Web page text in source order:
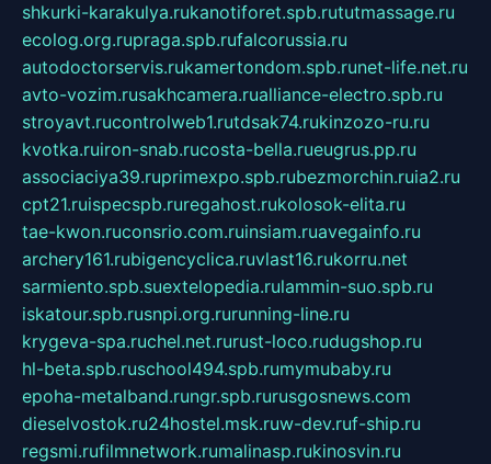
shkurki-karakulya.rukanotiforet.spb.rututmassage.ru
ecolog.org.rupraga.spb.rufalcorussia.ru
autodoctorservis.rukamertondom.spb.runet-life.net.ru
avto-vozim.rusakhcamera.rualliance-electro.spb.ru
stroyavt.rucontrolweb1.rutdsak74.rukinzozo-ru.ru
kvotka.ruiron-snab.rucosta-bella.rueugrus.pp.ru
associaciya39.ruprimexpo.spb.rubezmorchin.ruia2.ru
cpt21.ruispecspb.ruregahost.rukolosok-elita.ru
tae-kwon.ruconsrio.com.ruinsiam.ruavegainfo.ru
archery161.rubigencyclica.ruvlast16.rukorru.net
sarmiento.spb.suextelopedia.rulammin-suo.spb.ru
iskatour.spb.rusnpi.org.rurunning-line.ru
krygeva-spa.ruchel.net.rurust-loco.rudugshop.ru
hl-beta.spb.ruschool494.spb.rumymubaby.ru
epoha-metalband.rungr.spb.rurusgosnews.com
dieselvostok.ru24hostel.msk.ruw-dev.ruf-ship.ru
regsmi.rufilmnetwork.rumalinasp.rukinosvin.ru